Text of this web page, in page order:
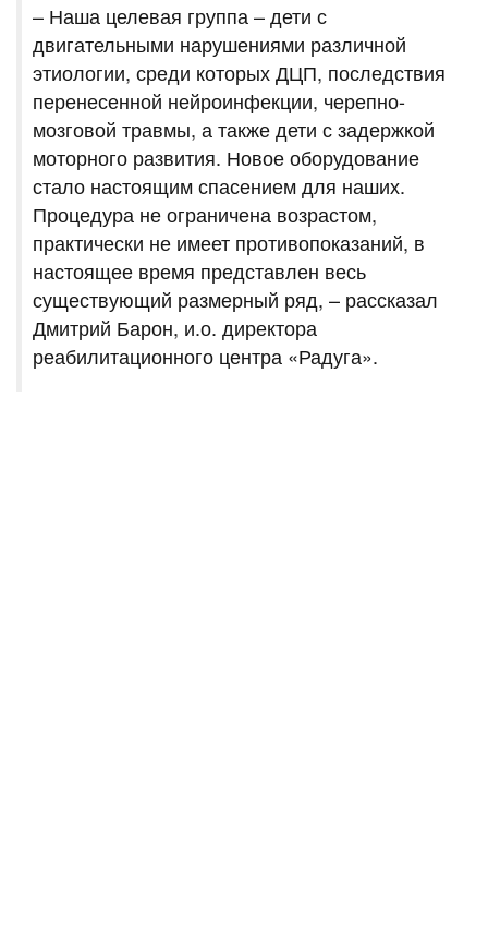
– Наша целевая группа – дети с
двигательными нарушениями различной
этиологии, среди которых ДЦП, последствия
перенесенной нейроинфекции, черепно-
мозговой травмы, а также дети с задержкой
моторного развития. Новое оборудование
стало настоящим спасением для наших.
Процедура не ограничена возрастом,
практически не имеет противопоказаний, в
настоящее время представлен весь
существующий размерный ряд, – рассказал
Дмитрий Барон, и.о. директора
реабилитационного центра «Радуга».